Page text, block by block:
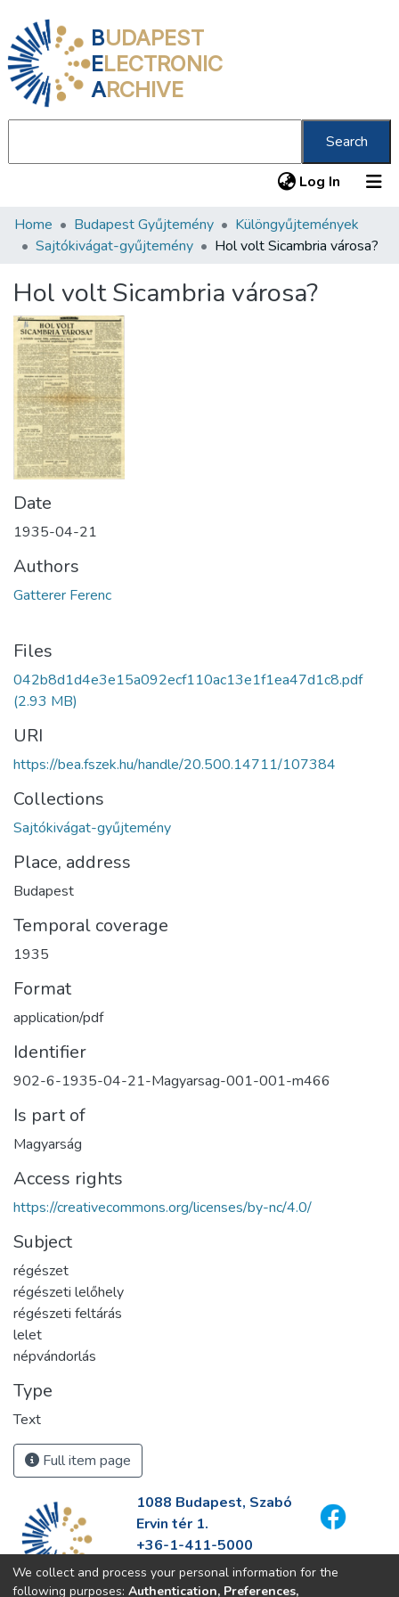
BUDAPEST
ELECTRONIC
ARCHIVE
Search
Log In (current)
Communities & Collections
Statistics
About us
Home Budapest Gyűjtemény
Különgyűjtemények
Sajtókivágat-gyűjtemény
Hol volt Sicambria városa?
Hol volt Sicambria városa?
Date
1935-04-21
Authors
Gatterer Ferenc
Files
042b8d1d4e3e15a092ecf110ac13e1f1ea47d1c8.pdf
(2.93 MB)
URI
https://bea.fszek.hu/handle/20.500.14711/107384
Collections
Sajtókivágat-gyűjtemény
Place, address
Budapest
Temporal coverage
1935
Format
application/pdf
Identifier
902-6-1935-04-21-Magyarsag-001-001-m466
Is part of
Magyarság
Access rights
https://creativecommons.org/licenses/by-nc/4.0/
Subject
régészet
régészeti lelőhely
régészeti feltárás
lelet
népvándorlás
Type
Text
Full item page
1088 Budapest, Szabó
Ervin tér 1.
+36-1-411-5000
info@fszek.hu
https://fszek.hu
We collect and process your personal information for the
following purposes: Authentication, Preferences,